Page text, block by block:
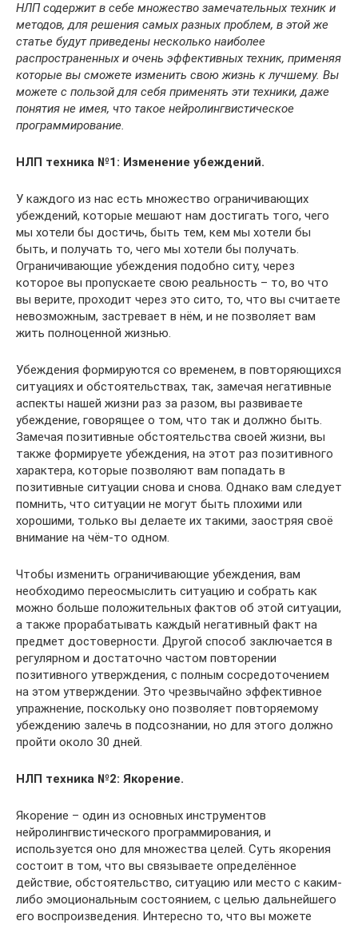
НЛП содержит в себе множество замечательных техник и
методов, для решения самых разных проблем, в этой же
статье будут приведены несколько наиболее
распространенных и очень эффективных техник, применяя
которые вы сможете изменить свою жизнь к лучшему. Вы
можете с пользой для себя применять эти техники, даже
понятия не имея, что такое нейролингвистическое
программирование.
НЛП техника №1: Изменение убеждений.
У каждого из нас есть множество ограничивающих
убеждений, которые мешают нам достигать того, чего
мы хотели бы достичь, быть тем, кем мы хотели бы
быть, и получать то, чего мы хотели бы получать.
Ограничивающие убеждения подобно ситу, через
которое вы пропускаете свою реальность – то, во что
вы верите, проходит через это сито, то, что вы считаете
невозможным, застревает в нём, и не позволяет вам
жить полноценной жизнью.
Убеждения формируются со временем, в повторяющихся
ситуациях и обстоятельствах, так, замечая негативные
аспекты нашей жизни раз за разом, вы развиваете
убеждение, говорящее о том, что так и должно быть.
Замечая позитивные обстоятельства своей жизни, вы
также формируете убеждения, на этот раз позитивного
характера, которые позволяют вам попадать в
позитивные ситуации снова и снова. Однако вам следует
помнить, что ситуации не могут быть плохими или
хорошими, только вы делаете их такими, заостряя своё
внимание на чём-то одном.
Чтобы изменить ограничивающие убеждения, вам
необходимо переосмыслить ситуацию и собрать как
можно больше положительных фактов об этой ситуации,
а также прорабатывать каждый негативный факт на
предмет достоверности. Другой способ заключается в
регулярном и достаточно частом повторении
позитивного утверждения, с полным сосредоточением
на этом утверждении. Это чрезвычайно эффективное
упражнение, поскольку оно позволяет повторяемому
убеждению залечь в подсознании, но для этого должно
пройти около 30 дней.
НЛП техника №2: Якорение.
Якорение – один из основных инструментов
нейролингвистического программирования, и
используется оно для множества целей. Суть якорения
состоит в том, что вы связываете определённое
действие, обстоятельство, ситуацию или место с каким-
либо эмоциональным состоянием, с целью дальнейшего
его воспроизведения. Интересно то, что вы можете